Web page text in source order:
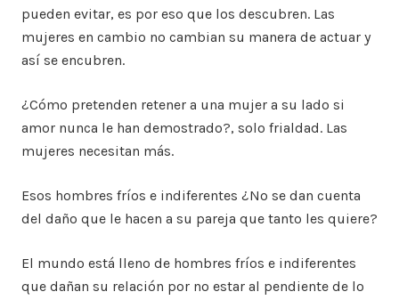
pueden evitar, es por eso que los descubren. Las
mujeres en cambio no cambian su manera de actuar y
así se encubren.
¿Cómo pretenden retener a una mujer a su lado si
amor nunca le han demostrado?, solo frialdad. Las
mujeres necesitan más.
Esos hombres fríos e indiferentes ¿No se dan cuenta
del daño que le hacen a su pareja que tanto les quiere?
El mundo está lleno de hombres fríos e indiferentes
que dañan su relación por no estar al pendiente de lo